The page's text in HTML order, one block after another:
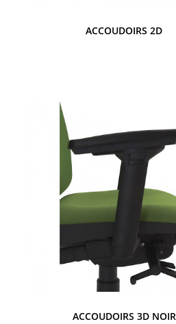
ACCOUDOIRS 2D
ACCOUDOIRS 3D NOIR